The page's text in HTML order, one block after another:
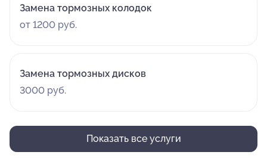
Замена тормозных колодок
от 1200 руб.
Замена тормозных дисков
3000 руб.
Показать все услуги